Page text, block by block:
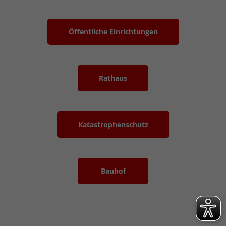
Öffentliche Einrichtungen
Rathaus
Katastrophenschutz
Bauhof